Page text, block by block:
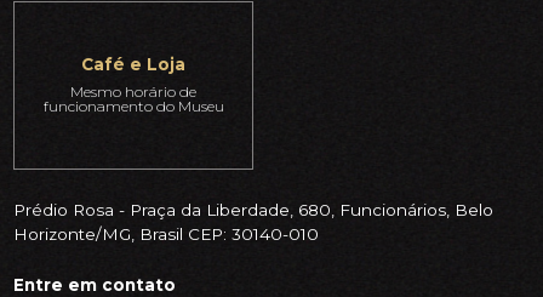
Café e Loja
Mesmo horário de
funcionamento do Museu
Prédio Rosa - Praça da Liberdade, 680, Funcionários, Belo
Horizonte/MG, Brasil CEP: 30140-010
Entre em contato